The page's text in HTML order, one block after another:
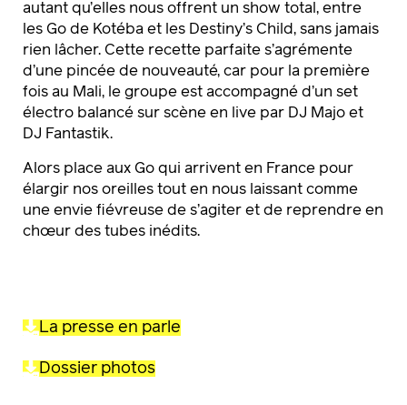
autant qu’elles nous offrent un show total, entre
les Go de Kotéba et les Destiny’s Child, sans jamais
rien lâcher. Cette recette parfaite s’agrémente
d’une pincée de nouveauté, car pour la première
fois au Mali, le groupe est accompagné d’un set
électro balancé sur scène en live par DJ Majo et
DJ Fantastik.
Alors place aux Go qui arrivent en France pour
élargir nos oreilles tout en nous laissant comme
une envie fiévreuse de s’agiter et de reprendre en
chœur des tubes inédits.
La presse en parle
Dossier photos